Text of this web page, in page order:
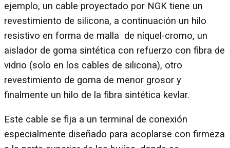
ejemplo, un cable proyectado por NGK tiene un
revestimiento de silicona, a continuación un hilo
resistivo en forma de malla de níquel-cromo, un
aislador de goma sintética con refuerzo con fibra de
vidrio (solo en los cables de silicona), otro
revestimiento de goma de menor grosor y
finalmente un hilo de la fibra sintética kevlar.
Este cable se fija a un terminal de conexión
especialmente diseñado para acoplarse con firmeza